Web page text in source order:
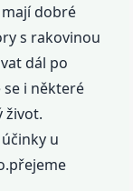
dobré
s rakovinou
dál po
i některé
život.
u